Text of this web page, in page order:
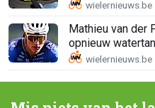
Mathieu van der
opnieuw